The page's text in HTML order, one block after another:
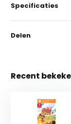
Specificaties
Delen
Recent